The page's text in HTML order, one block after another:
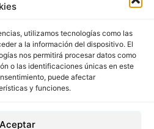
utilizamos tecnologías como las
a la información del dispositivo. El
nos permitirá procesar datos como
o las identificaciones únicas en este
puede afectar
y funciones.
Aceptar
183
(Espana)